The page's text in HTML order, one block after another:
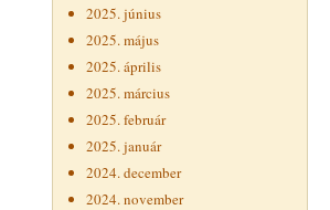
2025. június
2025. május
2025. április
2025. március
2025. február
2025. január
2024. december
2024. november